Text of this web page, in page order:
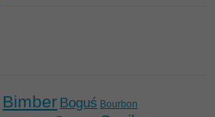
Bimber Boguś Bourbon